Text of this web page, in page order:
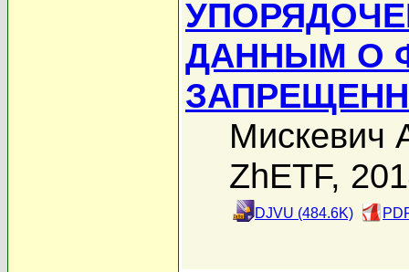
ДАННЫМ О
Мискевич
ZhETF,
DJVU (484.6K)